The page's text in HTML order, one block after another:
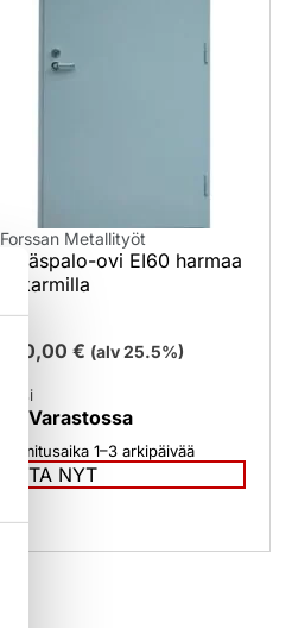
Forssan Metallityöt
Teräspalo-ovi EI60 harmaa
R-karmilla
670,00€ (alv 25.5%)
Uusi
Varastossa
Toimitusaika 1–3 arkipäivää
OSTA NYT